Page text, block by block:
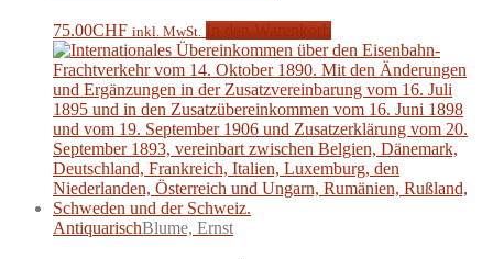
75.00CHF inkl. MwSt.
AntiquarischBlume, Ernst